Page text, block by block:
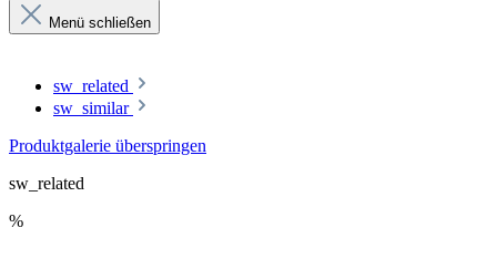
Menü schließen
sw_related
sw_similar
Produktgalerie überspringen
sw_related
%